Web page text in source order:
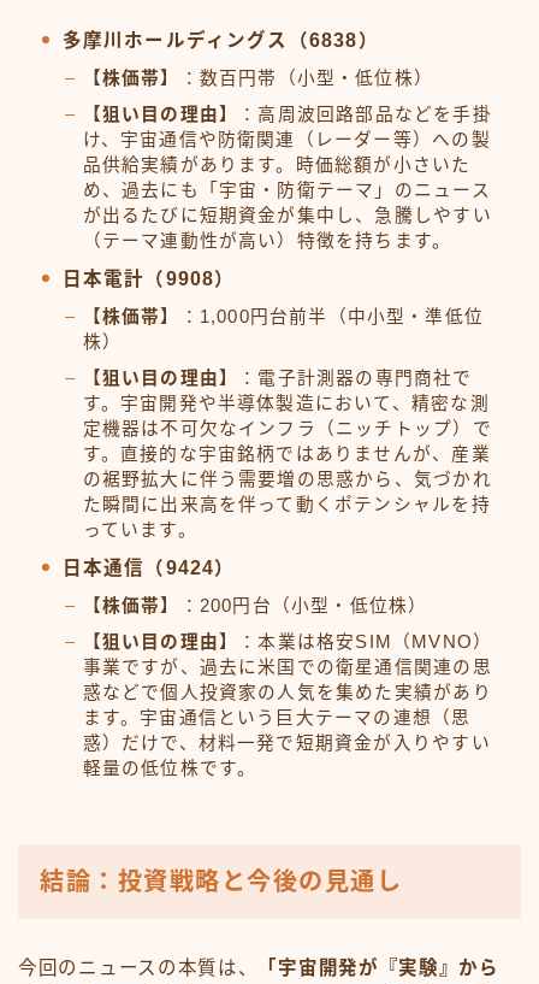
多摩川ホールディングス（6838）
【株価帯】
：数百円帯（小型・低位株）
【狙い目の理由】
：高周波回路部品などを手掛
け、宇宙通信や防衛関連（レーダー等）への製
品供給実績があります。時価総額が小さいた
め、過去にも「宇宙・防衛テーマ」のニュース
が出るたびに短期資金が集中し、急騰しやすい
（テーマ連動性が高い）特徴を持ちます。
日本電計（9908）
【株価帯】
：1,000円台前半（中小型・準低位
株）
【狙い目の理由】
：電子計測器の専門商社で
す。宇宙開発や半導体製造において、精密な測
定機器は不可欠なインフラ（ニッチトップ）で
す。直接的な宇宙銘柄ではありませんが、産業
の裾野拡大に伴う需要増の思惑から、気づかれ
た瞬間に出来高を伴って動くポテンシャルを持
っています。
日本通信（9424）
【株価帯】
：200円台（小型・低位株）
【狙い目の理由】
：本業は格安SIM（MVNO）
事業ですが、過去に米国での衛星通信関連の思
惑などで個人投資家の人気を集めた実績があり
ます。宇宙通信という巨大テーマの連想（思
惑）だけで、材料一発で短期資金が入りやすい
軽量の低位株です。
結論：投資戦略と今後の見通し
今回のニュースの本質は、
「宇宙開発が『実験』から